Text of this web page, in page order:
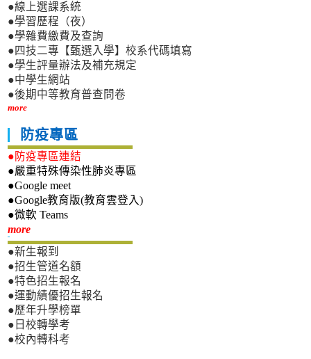
●線上選課系統
●學習歷程（夜）
●學雜費繳費及查詢
●四技二專【甄選入學】校系代碼填寫
●學生評量辦法及補充規定
●中學生網站
●後期中等教育普查問卷
more
防疫專區
●防疫專區連結
●嚴重特殊傳染性肺炎專區
●Google meet
●Google教育版(教育雲登入)
●微軟 Teams
more新生專區
●新生報到
●招生管道名額
●特色招生報名
●運動績優招生報名
●歷年升學榜單
●日校轉學考
●校內轉科考